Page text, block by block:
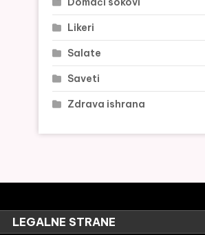
Likeri
Salate
Saveti
Zdrava ishrana
LEGALNE STRANE